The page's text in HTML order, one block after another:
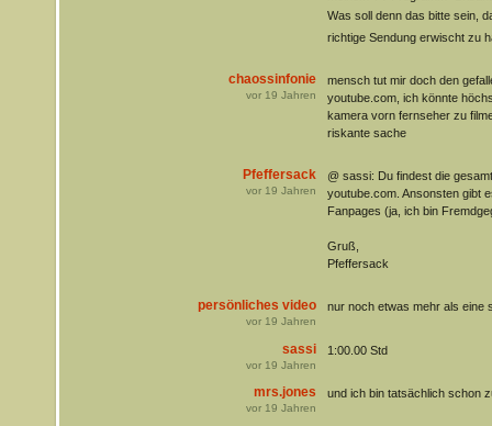
Was soll denn das bitte sein,
richtige Sendung erwischt zu
chaossinfonie
vor 19 Jahren
mensch tut mir doch den
youtube.com, ich könnte
kamera vorn fernseher zu
riskante sache
Pfeffersack
vor 19 Jahren
@ sassi: Du findest die
youtube.com. Ansonsten gibt
Fanpages (ja, ich bin
Gruß,
Pfeffersack
persönliches video
vor 19 Jahren
nur noch etwas mehr als eine
sassi
vor 19 Jahren
1:00.00 Std
mrs.jones
vor 19 Jahren
und ich bin tatsächlich schon